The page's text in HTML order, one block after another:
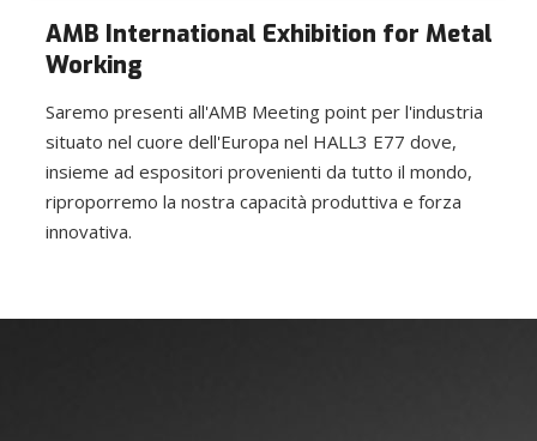
AMB International Exhibition for Metal
Working
Saremo presenti all'AMB Meeting point per l'industria
situato nel cuore dell'Europa nel HALL3 E77 dove,
insieme ad espositori provenienti da tutto il mondo,
riproporremo la nostra capacità produttiva e forza
innovativa.